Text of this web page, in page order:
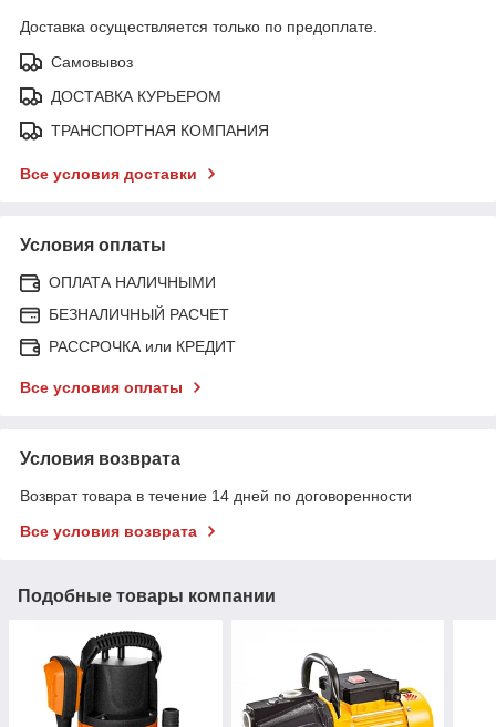
Доставка осуществляется только по предоплате.
Самовывоз
ДОСТАВКА КУРЬЕРОМ
ТРАНСПОРТНАЯ КОМПАНИЯ
Все условия доставки
Условия оплаты
ОПЛАТА НАЛИЧНЫМИ
БЕЗНАЛИЧНЫЙ РАСЧЕТ
РАССРОЧКА или КРЕДИТ
Все условия оплаты
Условия возврата
Возврат товара в течение 14 дней по договоренности
Все условия возврата
Подобные товары компании